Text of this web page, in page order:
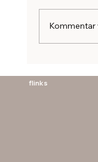
Kommentar
flinks